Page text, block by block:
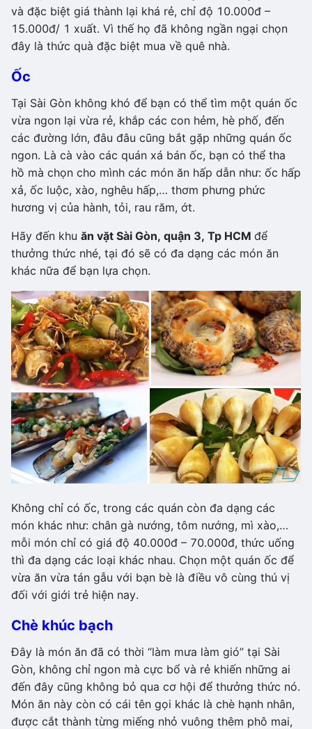
và đặc biệt giá thành lại khá rẻ, chỉ độ 10.000đ –
15.000đ/ 1 xuất. Vì thế họ đã không ngần ngại chọn
đây là thức quà đặc biệt mua về quê nhà.
Ốc
Tại Sài Gòn không khó để bạn có thể tìm một quán ốc
vừa ngon lại vừa rẻ, khắp các con hẻm, hè phố, đến
các đường lớn, đâu đâu cũng bắt gặp những quán ốc
ngon. Là cà vào các quán xá bán ốc, bạn có thể tha
hồ mà chọn cho mình các món ăn hấp dẫn như: ốc hấp
xả, ốc luộc, xào, nghêu hấp,… thơm phưng phức
hương vị của hành, tỏi, rau răm, ớt.
Hãy đến khu ăn vặt Sài Gòn, quận 3, Tp HCM để
thưởng thức nhé, tại đó sẽ có đa dạng các món ăn
khác nữa để bạn lựa chọn.
Không chỉ có ốc, trong các quán còn đa dạng các
món khác như: chân gà nướng, tôm nướng, mì xào,…
mỗi món chỉ có giá độ 40.000đ – 70.000đ, thức uống
thì đa dạng các loại khác nhau. Chọn một quán ốc để
vừa ăn vừa tán gẫu với bạn bè là điều vô cùng thú vị
đối với giới trẻ hiện nay.
Chè khúc bạch
Đây là món ăn đã có thời “làm mưa làm gió” tại Sài
Gòn, không chỉ ngon mà cực bổ và rẻ khiến những ai
đến đây cũng không bỏ qua cơ hội để thưởng thức nó.
Món ăn này còn có cái tên gọi khác là chè hạnh nhân,
được cắt thành từng miếng nhỏ vuông thêm phô mai,